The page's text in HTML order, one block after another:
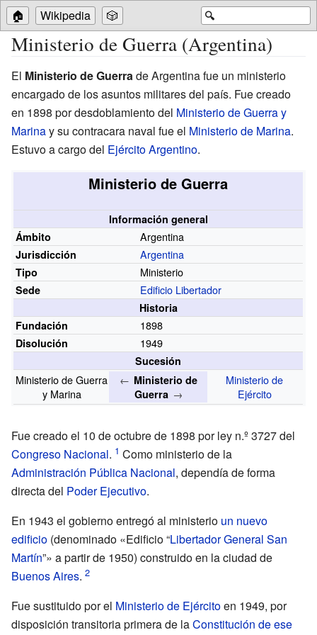
🔍
🏠 Wikipedia 🎲
Ministerio de Guerra (Argentina)
El Ministerio de Guerra de Argentina fue un ministerio
encargado de los asuntos militares del país. Fue creado
en 1898 por desdoblamiento del Ministerio de Guerra y
Marinay su contracara naval fue el Ministerio de Marina.
Estuvo a cargo del Ejército Argentino.
Ministerio de Guerra
Información general
Ámbito
Argentina
Jurisdicción Argentina
Tipo Ministerio
Sede Edificio Libertador
Historia
Fundación
1898
Disolución 1949
Sucesión
Ministerio de Guerra
y Marina
← Ministerio de
Guerra →
Ministerio de
Ejército
Fue creado el 10 de octubre de 1898 por ley n.º3727 del
Congreso Nacional.
Como ministerio de la
Administración Pública Nacional, dependía de forma
directa del Poder Ejecutivo.
En 1943 el gobierno entregó al ministerio un nuevo
edificio (denominado «Edificio “Libertador General San
Martín”» a partir de 1950) construido en la ciudad de
Buenos Aires.
Fue sustituido por el Ministerio de Ejércitoen 1949, por
disposición transitoria primera de laConstitución de ese